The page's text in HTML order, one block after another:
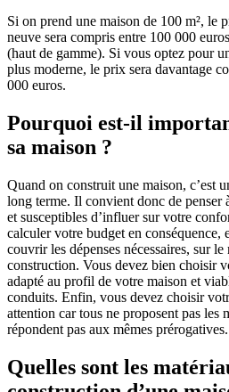
Si on prend une maison de 100 m², le
neuve sera compris entre 100 000
(haut de gamme). Si vous optez pour
plus moderne, le prix sera davantage
000 euros.
Pourquoi est-il
sa maison ?
Quand on construit une maison, c’est
long terme. Il convient donc de penser
et susceptibles d’influer sur votre
calculer votre budget en conséquence,
couvrir les dépenses nécessaires, sur
construction. Vous devez bien choisir
adapté au profil de votre maison et
conduits. Enfin, vous devez choisir
attention car tous ne proposent pas les
répondent pas aux mêmes prérogatives.
Quelles sont les